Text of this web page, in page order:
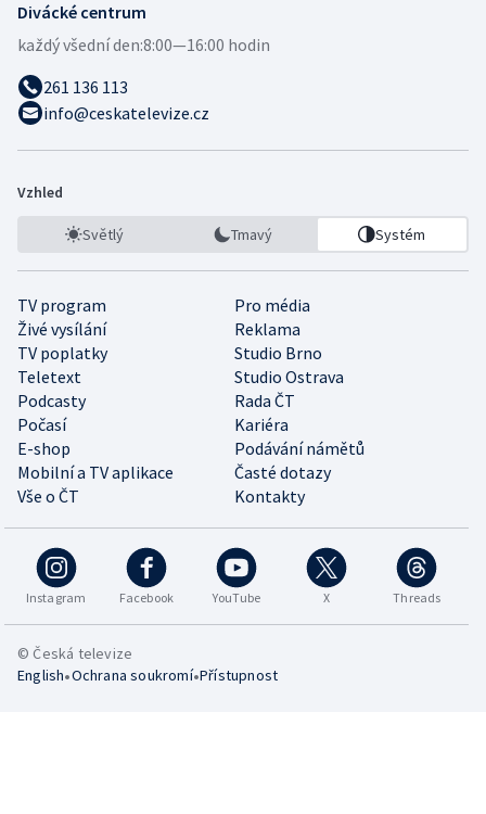
Divácké centrum
každý všední den:8:00—16:00 hodin
261 136 113
info@ceskatelevize.cz
Vzhled
Světlý Tmavý Systém
TV program
Pro média
Živé vysílání
Reklama
TV poplatky
Studio Brno
Teletext
Studio Ostrava
Podcasty
Rada ČT
Počasí
Kariéra
E-shop
Podávání námětů
Mobilní a TV aplikace
Časté dotazy
Vše o ČT
Kontakty
Instagram Facebook YouTube X Threads
© Česká televize
English•Ochrana soukromí•Přístupnost